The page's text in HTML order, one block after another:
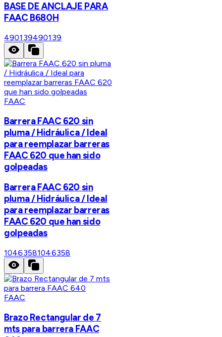
BASE DE ANCLAJE PARA
FAAC B680H
490139490139
FAAC
Barrera FAAC 620 sin
pluma / Hidráulica / Ideal
para reemplazar barreras
FAAC 620 que han sido
golpeadas
Barrera FAAC 620 sin
pluma / Hidráulica / Ideal
para reemplazar barreras
FAAC 620 que han sido
golpeadas
10463581046358
FAAC
Brazo Rectangular de 7
mts para barrera FAAC